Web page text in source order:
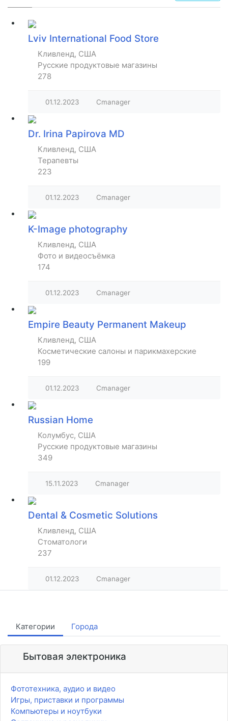
Lviv International Food Store
Кливленд, США
Русские продуктовые магазины
278
01.12.2023 Cmanager
Dr. Irina Papirova MD
Кливленд, США
Терапевты
223
01.12.2023 Cmanager
K-Image photography
Кливленд, США
Фото и видеосъёмка
174
01.12.2023 Cmanager
Empire Beauty Permanent Makeup
Кливленд, США
Косметические салоны и парикмахерские
199
01.12.2023 Cmanager
Russian Home
Колумбус, США
Русские продуктовые магазины
349
15.11.2023 Cmanager
Dental & Cosmetic Solutions
Кливленд, США
Стоматологи
237
01.12.2023 Cmanager
Категории Города
Бытовая электроника
Фототехника, аудио и видео
Игры, приставки и программы
Компьютеры и ноутбуки